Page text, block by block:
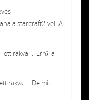
a starcraft2-vel. A
rakva ... Erről a
rakva ... De mit